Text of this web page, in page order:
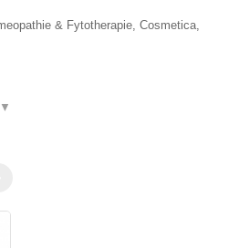
& Fytotherapie, Cosmetica,
▼